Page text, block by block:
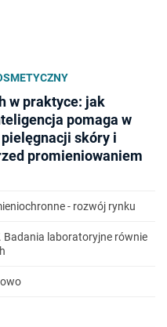
w praktyce: jak
pomaga w
skóry i
promieniowaniem
- rozwój rynku
Badania laboratoryjne równie